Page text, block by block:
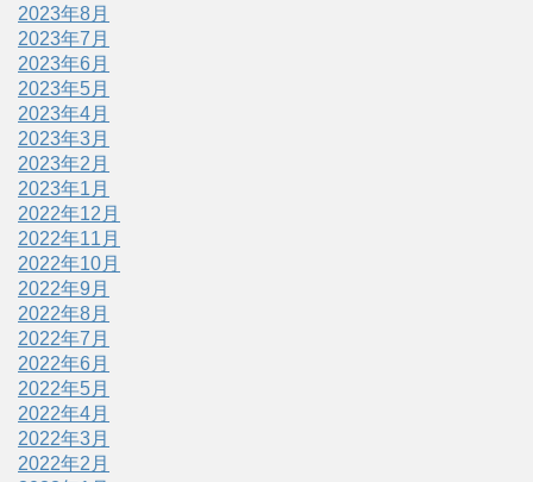
2023年8月
2023年7月
2023年6月
2023年5月
2023年4月
2023年3月
2023年2月
2023年1月
2022年12月
2022年11月
2022年10月
2022年9月
2022年8月
2022年7月
2022年6月
2022年5月
2022年4月
2022年3月
2022年2月